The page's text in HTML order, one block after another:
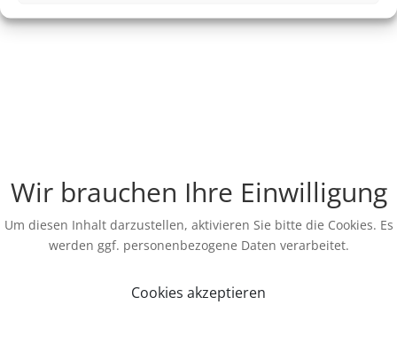
Wir brauchen Ihre Einwilligung
Um diesen Inhalt darzustellen, aktivieren Sie bitte die Cookies. Es
werden ggf. personenbezogene Daten verarbeitet.
Cookies akzeptieren